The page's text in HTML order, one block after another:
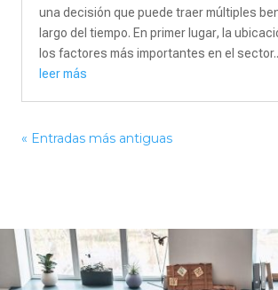
una decisión que puede traer múltiples
largo del tiempo. En primer lugar, la
los factores más importantes en el
leer más
« Entradas más antiguas